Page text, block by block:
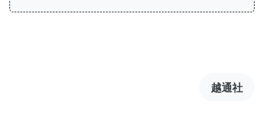
越通社